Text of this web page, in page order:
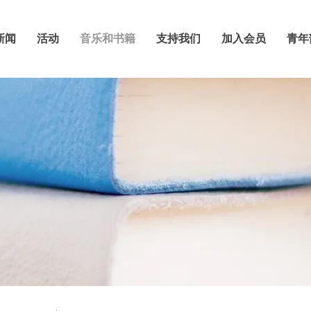
闻 活动 音乐和书籍 支持我们 加入会员 青